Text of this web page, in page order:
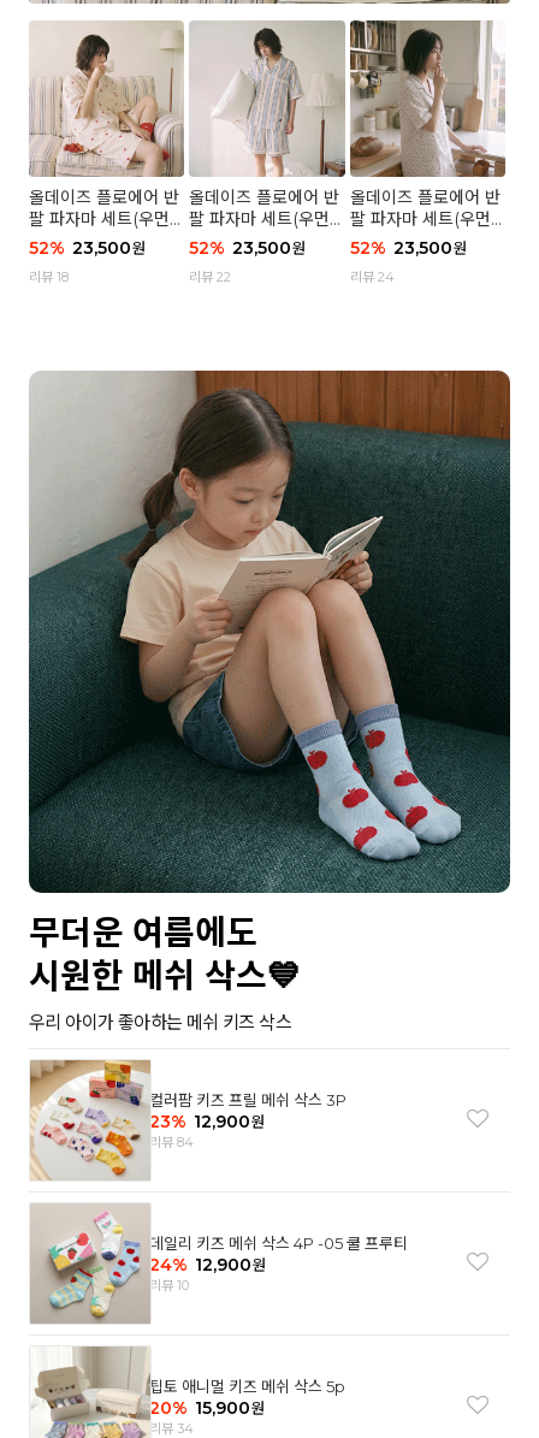
올데이즈 플로에어 반
팔 파자마 세트(우먼)
- 04 하트 컨페티
52% 23,500원
리뷰 18
올데이즈 플로에어 반
팔 파자마 세트(우먼)
- 03 브리즈 스트라이
52% 23,500원
리뷰 22
올데이즈 플로에어 반
팔 파자마 세트(우먼)
- 01 포슬 가든
52% 23,500원
리뷰 24
무더운 여름에도
시원한 메쉬 삭스💙
우리 아이가 좋아하는 메쉬 키즈 삭스
컬러팜 키즈 프릴 메쉬 삭스 3P
23% 12,900원
리뷰 84
데일리 키즈 메쉬 삭스 4P -05 쿨 프루티
24% 12,900원
리뷰 10
팁토 애니멀 키즈 메쉬 삭스 5p
20% 15,900원
리뷰 34